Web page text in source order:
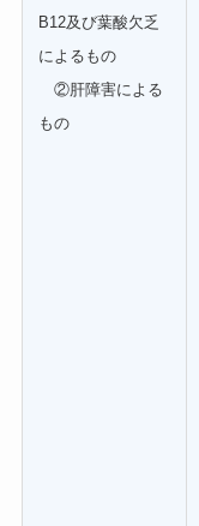
B12及び葉酸欠乏
によるもの
②肝障害による
もの